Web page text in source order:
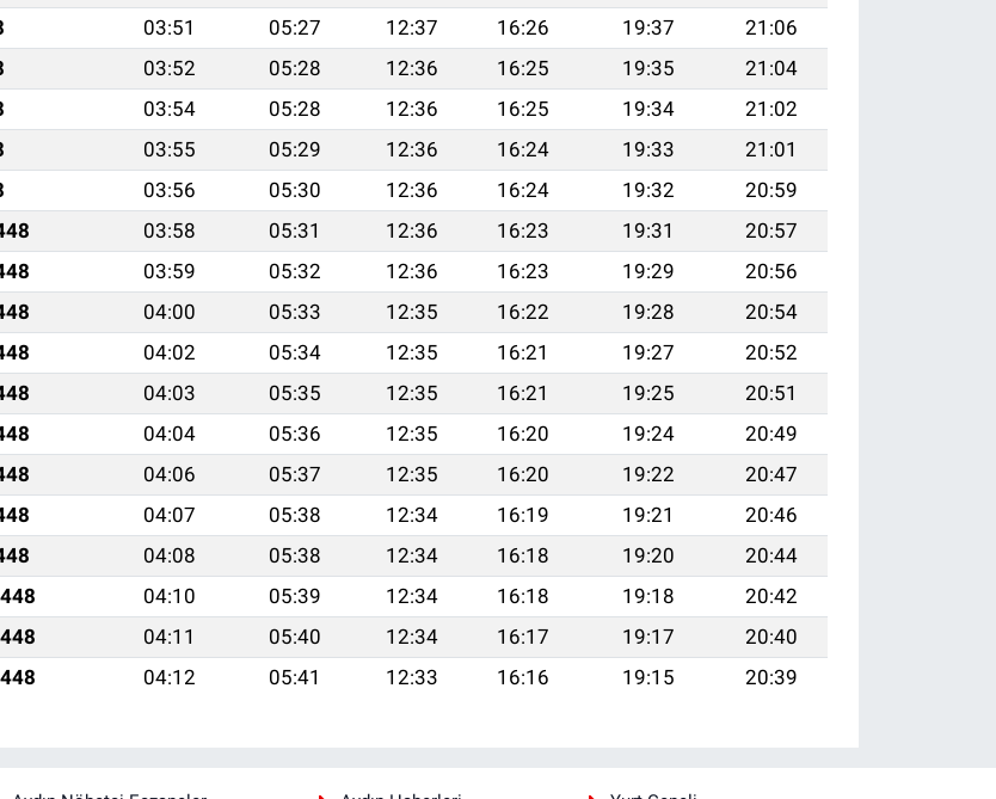
03:51 05:27 12:37 16:26 19:37
21:06
03:52 05:28 12:36 16:25 19:35
21:04
03:54 05:28 12:36 16:25 19:34
21:02
03:55 05:29 12:36 16:24 19:33
21:01
03:56 05:30 12:36 16:24 19:32
20:59
03:58 05:31 12:36 16:23 19:31
20:57
03:59 05:32 12:36 16:23 19:29
20:56
04:00 05:33 12:35 16:22 19:28
20:54
04:02 05:34 12:35 16:21 19:27
20:52
04:03 05:35 12:35 16:21 19:25
20:51
04:04 05:36 12:35 16:20 19:24
20:49
04:06 05:37 12:35 16:20 19:22
20:47
04:07 05:38 12:34 16:19 19:21
20:46
04:08 05:38 12:34 16:18 19:20
20:44
04:10 05:39 12:34 16:18 19:18
20:42
04:11 05:40 12:34 16:17 19:17
20:40
04:12 05:41 12:33 16:16 19:15 20:39